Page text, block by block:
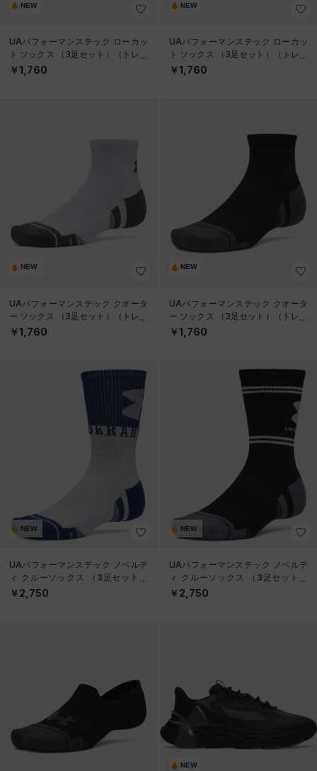
NEW
UAパフォーマンステック ローカッ
ト ソックス （3足セット）（トレー
ニング/UNISEX）
￥1,760
NEW
UAパフォーマンステック ローカッ
ト ソックス （3足セット）（トレー
ニング/UNISEX）
￥1,760
NEW
UAパフォーマンステック クオータ
ー ソックス （3足セット）（トレー
ニング/UNISEX）
￥1,760
NEW
UAパフォーマンステック クオータ
ー ソックス （3足セット）（トレー
ニング/UNISEX）
￥1,760
NEW
UAパフォーマンステック ノベルテ
ィ クルーソックス （3足セット）
（トレーニング/UNISEX）
￥2,750
NEW
UAパフォーマンステック ノベルテ
ィ クルーソックス （3足セット）
（トレーニング/UNISEX）
￥2,750
NEW